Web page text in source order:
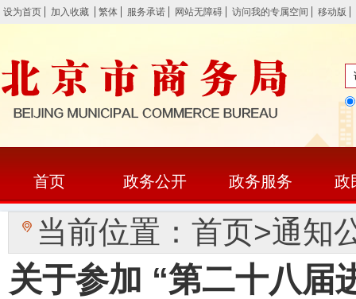
设为首页 加入收藏 繁体 服务承诺 网站无障碍 访问我的专属空间 移动版
首页 政务公开 政务服务 政
当前位置： 首页>通知
关于参加 “第二十八届